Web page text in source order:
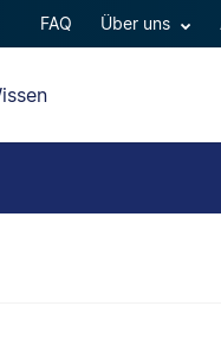
FAQ Über uns